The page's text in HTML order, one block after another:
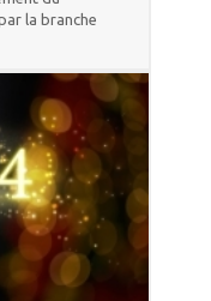
la branche